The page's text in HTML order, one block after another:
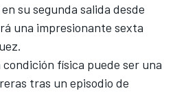
su segunda salida desde
una impresionante sexta
física puede ser una
tras un episodio de